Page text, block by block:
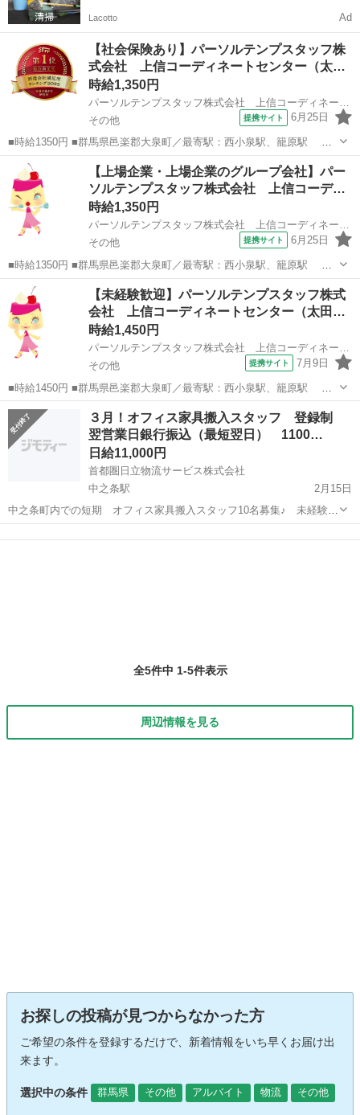
Lacotto Ad
【社会保険あり】パーソルテンプスタッフ株
式会社 上信コーディネートセンター（太…
時給1,350円
その他
提携サイト 6月25日
■時給1350円 ■群馬県邑楽郡大泉町／最寄駅：西小泉駅、籠原駅 太
田駅からも車で20分♪ ≪車通勤可≫ 無料駐車場あり ■派遣社員 ■未
経験歓迎、土日祝休み、上場企業・上場企業のグループ会社、車通勤
OK、社会保険あり ...
群馬 その他
【上場企業・上場企業のグループ会社】パー
ソルテンプスタッフ株式会社 上信コーデ…
時給1,350円
パーソルテンプスタッフ株式会社 上信コーディネートセンター（太田）/26-0532890
その他
提携サイト 6月25日
■時給1350円 ■群馬県邑楽郡大泉町／最寄駅：西小泉駅、籠原駅 太
田駅からも車で20分♪ ≪車通勤可≫ 無料駐車場あり ■派遣社員 ■未
経験歓迎、土日祝休み、上場企業・上場企業のグループ会社、車通勤
OK、社会保険あり ...
群馬 その他
【未経験歓迎】パーソルテンプスタッフ株式
会社 上信コーディネートセンター（太田…
時給1,450円
パーソルテンプスタッフ株式会社 上信コーディネートセンター（太田）/26-0562379
その他
提携サイト 7月9日
■時給1450円 ■群馬県邑楽郡大泉町／最寄駅：西小泉駅、籠原駅 太
田駅からも車で20分♪ ≪車通勤可≫ 無料駐車場あり ■派遣社員 ■未
経験歓迎、土日祝休み、上場企業・上場企業のグループ会社、車通勤
OK、社会保険あり ...
群馬 その他
３月！オフィス家具搬入スタッフ 登録制
翌営業日銀行振込（最短翌日） 1100…
日給11,000円
首都圏日立物流サービス株式会社
中之条駅
2月15日
中之条町内での短期 オフィス家具搬入スタッフ10名募集♪ 未経験可
作業は3/18（水）9:00～16:00位 勤務地：中之条町内 駅近 登録制：
応募資格：体力に自信のある方 日本語の語学力のある方 ...
全5件中 1-5件表示
周辺情報を見る
お探しの投稿が見つからなかった方
ご希望の条件を登録するだけで、新着情報をいち早くお届け出
来ます。
選択中の条件 群馬県 その他 アルバイト 物流 その他